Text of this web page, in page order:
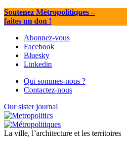
Soutenez Métropolitiques–
faites un don !
Abonnez-vous
Facebook
Bluesky
Linkedin
Qui sommes-nous ?
Contactez-nous
Our sister journal
La ville, l’architecture et les territoires